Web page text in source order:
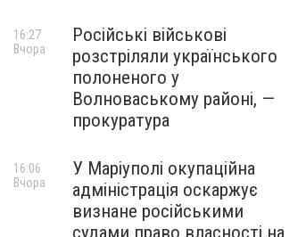
Російські військові
розстріляли українського
полоненого у
Волноваському районі, —
прокуратура
16:27
Вчора
У Маріуполі окупаційна
адміністрація оскаржує
визнане російськими
судами право власності на
16:06
Вчора